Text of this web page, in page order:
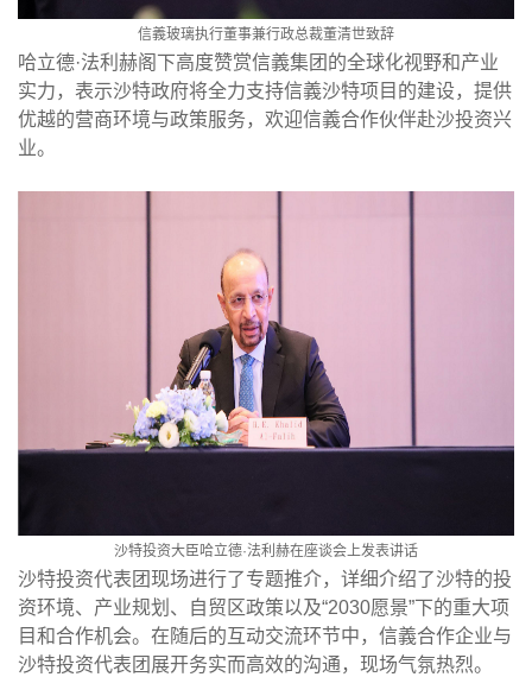
信義玻璃执行董事兼行政总裁董清世致辞
哈立德·法利赫阁下高度赞赏信義集团的全球化视野和产业
实力，表示沙特政府将全力支持信義沙特项目的建设，提供
优越的营商环境与政策服务，欢迎信義合作伙伴赴沙投资兴
业。
沙特投资大臣哈立德·法利赫在座谈会上发表讲话
沙特投资代表团现场进行了专题推介，详细介绍了沙特的投
资环境、产业规划、自贸区政策以及“2030愿景”下的重大项
目和合作机会。在随后的互动交流环节中，信義合作企业与
沙特投资代表团展开务实而高效的沟通，现场气氛热烈。